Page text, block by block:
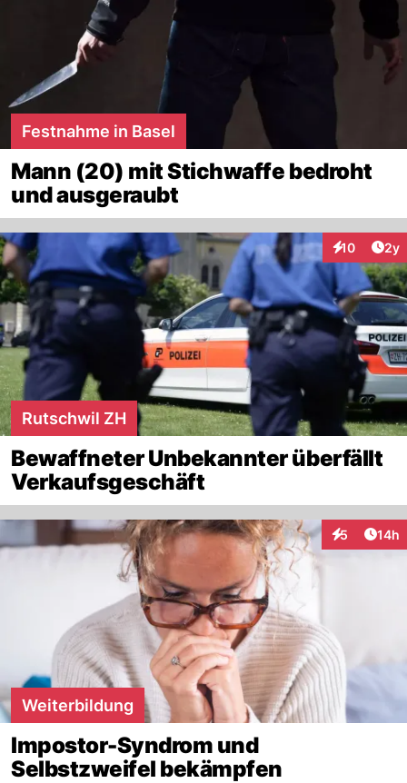
Festnahme in Basel
Mann (20) mit Stichwaffe bedroht
und ausgeraubt
10 2y
Rutschwil ZH
Bewaffneter Unbekannter überfällt
Verkaufsgeschäft
5
Interaktionen
14h
Weiterbildung
Impostor-Syndrom und
Selbstzweifel bekämpfen